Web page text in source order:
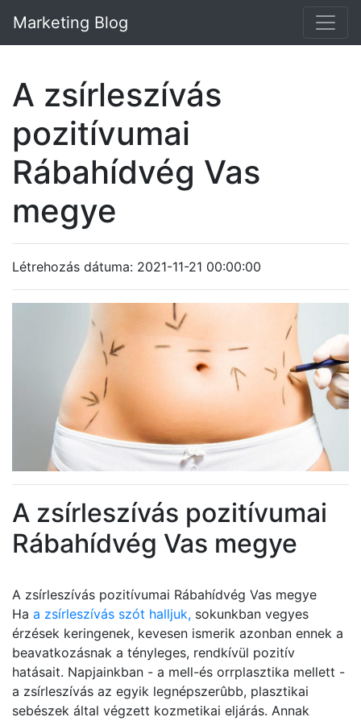
Marketing Blog
A zsírleszívás
pozitívumai
Rábahídvég Vas
megye
Létrehozás dátuma: 2021-11-21 00:00:00
A zsírleszívás pozitívumai
Rábahídvég Vas megye
A zsírleszívás pozitívumai Rábahídvég Vas megye
Ha a zsírleszívás szót halljuk, sokunkban vegyes
érzések keringenek, kevesen ismerik azonban ennek a
beavatkozásnak a tényleges, rendkívül pozitív
hatásait. Napjainkban - a mell-és orrplasztika mellett -
a zsírleszívás az egyik legnépszerûbb, plasztikai
sebészek által végzett kozmetikai eljárás. Annak